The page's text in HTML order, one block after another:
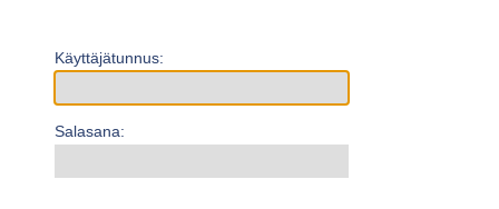
Käyttäjätunnus:
Salasana: